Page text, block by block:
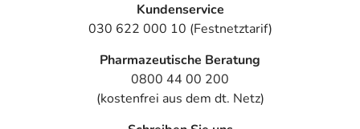
Kundenservice
030 622 000 10 (Festnetztarif)
Pharmazeutische Beratung
0800 44 00 200
(kostenfrei aus dem dt. Netz)